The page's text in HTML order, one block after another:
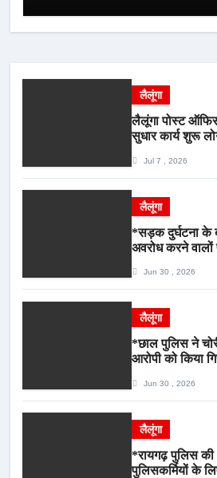
लैलूंगा
लैलूंगा पोस्ट
सुधार कार्य शुरू
Jul 7 , 2026
लैलूंगा
*सड़क दुर्घटना के
अवरोध करने
Jun 30 , 2026
लैलूंगा
*छाल पुलिस ने
आरोपी को किया
Jun 30 , 2026
लैलूंगा
*रायगढ़ पुलिस
पुलिसकर्मियों के